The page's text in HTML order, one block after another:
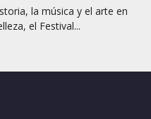
la música y el arte en
el Festival...